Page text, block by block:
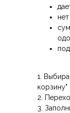
1.
корзину"
2.
3.